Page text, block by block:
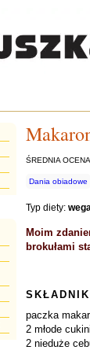
ŚREDNIA
Dania obiadowe
Typ diety:
Moim
brokułami
paczka
2 młode
2 nieduże